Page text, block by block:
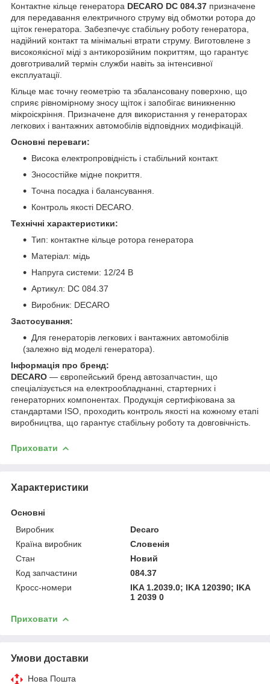
Контактне кільце генератора DECARO DC 084.37 призначене
для передавання електричного струму від обмотки ротора до
щіток генератора. Забезпечує стабільну роботу генератора,
надійний контакт та мінімальні втрати струму. Виготовлене з
високоякісної міді з антикорозійним покриттям, що гарантує
довготривалий термін служби навіть за інтенсивної
експлуатації.
Кільце має точну геометрію та збалансовану поверхню, що
сприяє рівномірному зносу щіток і запобігає виникненню
мікроіскріння. Призначене для використання у генераторах
легкових і вантажних автомобілів відповідних модифікацій.
Основні переваги:
Висока електропровідність і стабільний контакт.
Зносостійке мідне покриття.
Точна посадка і балансування.
Контроль якості DECARO.
Технічні характеристики:
Тип: контактне кільце ротора генератора
Матеріал: мідь
Напруга системи: 12/24 В
Артикул: DC 084.37
Виробник: DECARO
Застосування:
Для генераторів легкових і вантажних автомобілів
(залежно від моделі генератора).
Інформація про бренд:
DECARO — європейський бренд автозапчастин, що
спеціалізується на електрообладнанні, стартерних і
генераторних компонентах. Продукція сертифікована за
стандартами ISO, проходить контроль якості на кожному етапі
виробництва, що гарантує стабільну роботу та довговічність.
Приховати
Характеристики
Основні
Виробник
Decaro
Країна виробник
Словенія
Стан
Новий
Код запчастини
084.37
Кросс-номери
IKA 1.2039.0; IKA 120390; IKA
1 2039 0
Приховати
Умови доставки
Нова Пошта